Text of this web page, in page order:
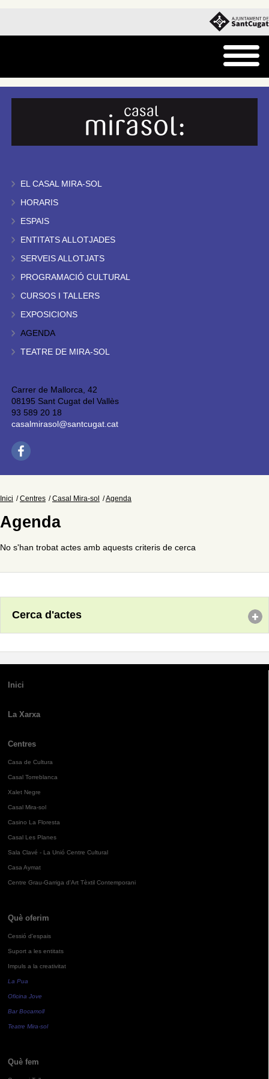
EL CASAL MIRA-SOL
HORARIS
ESPAIS
ENTITATS ALLOTJADES
SERVEIS ALLOTJATS
PROGRAMACIÓ CULTURAL
CURSOS I TALLERS
EXPOSICIONS
AGENDA
TEATRE DE MIRA-SOL
Carrer de Mallorca, 42
08195 Sant Cugat del Vallès
93 589 20 18
casalmirasol@santcugat.cat
Inici Centres Casal Mira-sol Agenda
Agenda
No s'han trobat actes amb aquests criteris de cerca
Cerca d'actes
Inici
La Xarxa
Centres
Casa de Cultura
Casal Torreblanca
Xalet Negre
Casal Mira-sol
Casino La Floresta
Casal Les Planes
Sala Clavé - La Unió Centre Cultural
Casa Aymat
Centre Grau-Garriga d'Art Tèxtil Contemporani
Què oferim
Cessió d'espais
Suport a les entitats
Impuls a la creativitat
La Pua
Oficina Jove
Bar Bocamoll
Teatre Mira-sol
Què fem